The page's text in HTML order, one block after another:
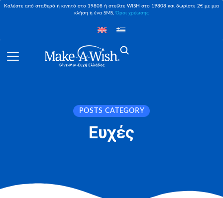
Καλέστε από σταθερό ή κινητό στο 19808 ή στείλτε WISH στο 19808 και δωρίστε 2€ με μια
κλήση ή ένα SMS,Όροι χρέωσης
POSTS CATEGORY
Ευχές